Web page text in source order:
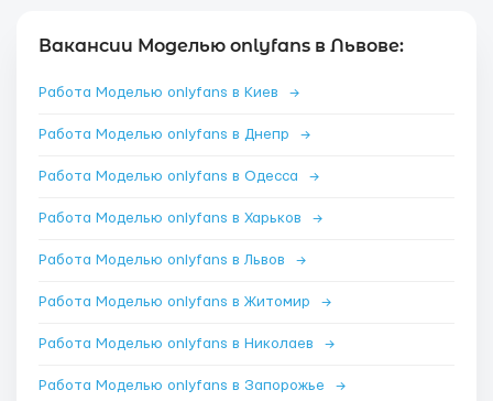
Вакансии Моделью onlyfans в Львове:
Работа Моделью onlyfans в Киев →
Работа Моделью onlyfans в Днепр →
Работа Моделью onlyfans в Одесса →
Работа Моделью onlyfans в Харьков →
Работа Моделью onlyfans в Львов →
Работа Моделью onlyfans в Житомир →
Работа Моделью onlyfans в Николаев →
Работа Моделью onlyfans в Запорожье →